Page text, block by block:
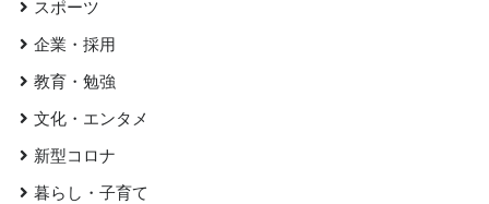
スポーツ
企業・採用
教育・勉強
文化・エンタメ
新型コロナ
暮らし・子育て